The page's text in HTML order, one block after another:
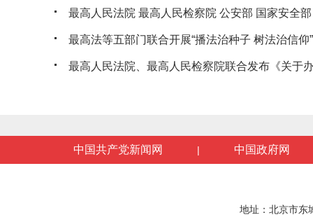
最高人民法院 最高人民检察院 公安部 国家安全
最高法等五部门联合开展“播法治种子 树法治信仰
最高人民法院、最高人民检察院联合发布《关于
中国共产党新闻网 | 中国政府网
地址：北京市东